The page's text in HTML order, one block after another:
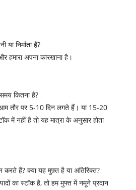
निर्माता हैं?
हमारा अपना कारखाना है।
कितना है?
तौर पर 5-10 दिन लगते हैं। या 15-20
में नहीं है तो यह मात्रा के अनुसार होता
करते हैं? क्या यह मुफ़्त है या अतिरिक्त?
का स्टॉक है, तो हम मुफ्त में नमूने प्रदान